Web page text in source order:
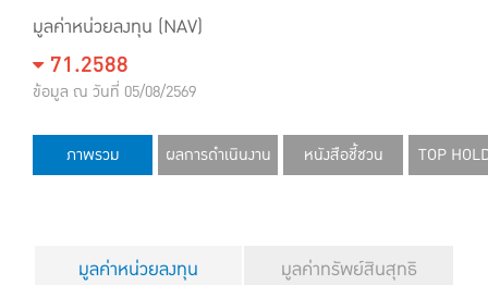
มูลค่าหน่วยลงทุน (NAV)
71.2588
ข้อมูล ณ วันที่ 05/08/2569
ภาพรวม ผลการดำเนินงาน หนังสือชี้ชวน TOP
มูลค่าหน่วยลงทุน มูลค่าทรัพย์สินสุทธิ